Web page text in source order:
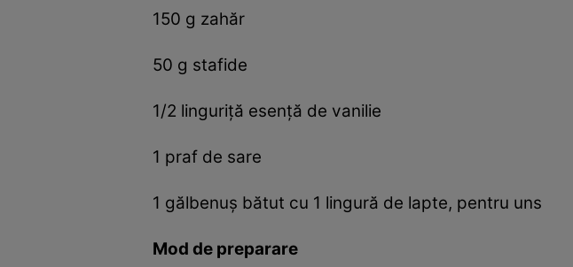
150 g zahăr
50 g stafide
1/2 linguriță esență de vanilie
1 praf de sare
1 gălbenuș bătut cu 1 lingură de lapte, pentru uns
Mod de preparare